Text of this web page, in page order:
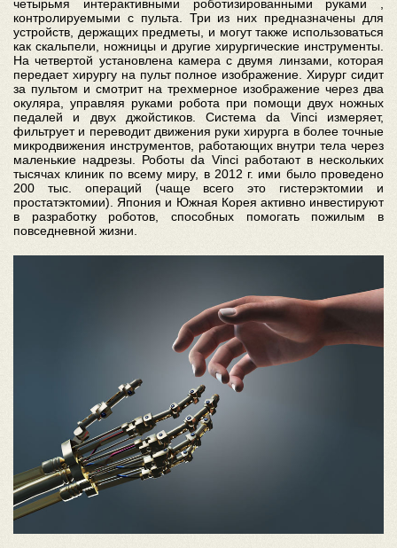
четырьмя интерактивными роботизированными руками ,
контролируемыми с пульта. Три из них предназначены для
устройств, держащих предметы, и могут также использоваться
как скальпели, ножницы и другие хирургические инструменты.
На четвертой установлена камера с двумя линзами, которая
передает хирургу на пульт полное изображение. Хирург сидит
за пультом и смотрит на трехмерное изображение через два
окуляра, управляя руками робота при помощи двух ножных
педалей и двух джойстиков. Система da Vinci измеряет,
фильтрует и переводит движения руки хирурга в более точные
микродвижения инструментов, работающих внутри тела через
маленькие надрезы. Роботы da Vinci работают в нескольких
тысячах клиник по всему миру, в 2012 г. ими было проведено
200 тыс. операций (чаще всего это гистерэктомии и
простатэктомии). Япония и Южная Корея активно инвестируют
в разработку роботов, способных помогать пожилым в
повседневной жизни.